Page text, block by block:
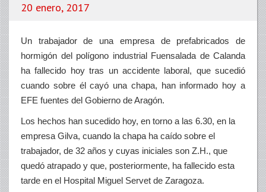
20 enero, 2017
Un trabajador de una empresa de prefabricados de
hormigón del polígono industrial Fuensalada de Calanda
ha fallecido hoy tras un accidente laboral, que sucedió
cuando sobre él cayó una chapa, han informado hoy a
EFE fuentes del Gobierno de Aragón.
Los hechos han sucedido hoy, en torno a las 6.30, en la
empresa Gilva, cuando la chapa ha caído sobre el
trabajador, de 32 años y cuyas iniciales son Z.H., que
quedó atrapado y que, posteriormente, ha fallecido esta
tarde en el Hospital Miguel Servet de Zaragoza.